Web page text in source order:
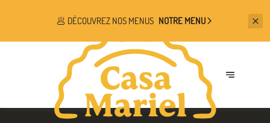
🥟 DÉCOUVREZ NOS MENUS NOTRE MENU